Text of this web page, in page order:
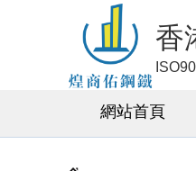
香
網站首頁